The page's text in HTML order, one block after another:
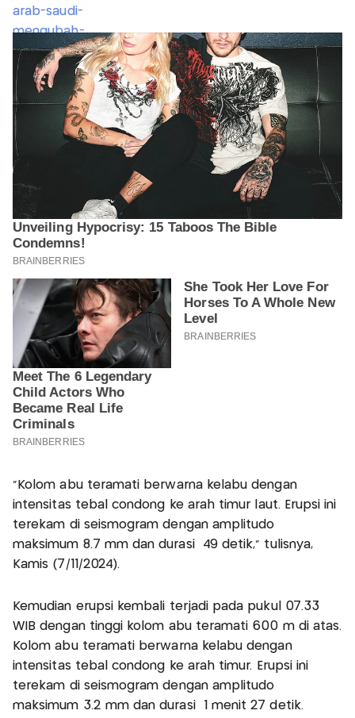
“Kolom abu teramati berwarna kelabu dengan
intensitas tebal condong ke arah timur laut. Erupsi ini
terekam di seismogram dengan amplitudo
maksimum 8.7 mm dan durasi 49 detik,” tulisnya,
Kamis (7/11/2024).
Kemudian erupsi kembali terjadi pada pukul 07.33
WIB dengan tinggi kolom abu teramati 600 m di atas.
Kolom abu teramati berwarna kelabu dengan
intensitas tebal condong ke arah timur. Erupsi ini
terekam di seismogram dengan amplitudo
maksimum 3.2 mm dan durasi 1 menit 27 detik.